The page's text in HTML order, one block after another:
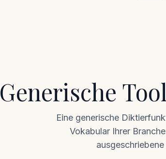
Generische
Eine generische
Vokabular Ihrer